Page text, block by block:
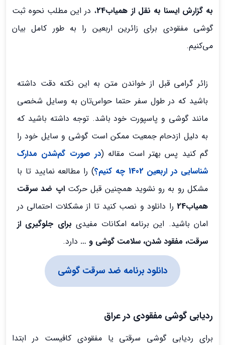
به گزارش ایسنا به نقل از همیاب24
، در این مطلب نحوه ثبت
گوشی مفقودی برای زائرین اربعین را به طور کامل بیان
می‌کنیم.
زائر گرامی قبل از خواندن متن به این نکته دقت داشته
باشید که در طول سفر حتما حواس‌تان به وسایل شخصی
مانند گوشی و پاسپورت خود باشد. توجه داشته باشید که
به دلیل ازدحام جمعیت ممکن است گوشی و سایل خود را
گم کنید پس بهتر است مقاله (در صورت گم‌شدن مدارک
شناسایی در اربعین 1402 چه کنیم؟
) را مطالعه نمایید تا با
مشکل رو به رو نشوید همچنین قبل حرکتاپ ضد سرقت
همیاب24
را دانلود و نصب کنید تا از مشکلات احتمالی در
امان باشید. این برنامه امکانات مفیدیبرای جلوگیری از
سرقت، مفقود شدن، سلامت گوشی و … دارد.
دانلود برنامه ضد سرقت گوشی
ردیابی گوشی مفقودی در عراق
برای ردیابی گوشی سرقتی یا مفقودی کافیست در ابتدا